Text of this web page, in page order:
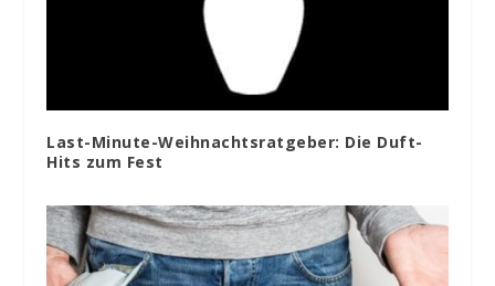
Last-Minute-Weihnachtsratgeber: Die Duft-
Hits zum Fest